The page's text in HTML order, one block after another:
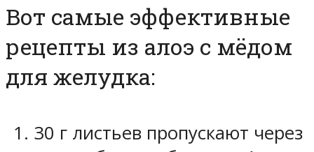
Вот самые эффективные
рецепты из алоэ с мёдом
для желудка:
30 г листьев пропускают через